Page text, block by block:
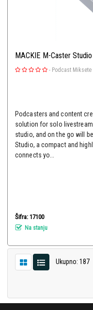
MACKIE M-Caster
- Podcast Miksete
Podcasters and content
solution for solo
studio, and on the go will
Studio, a compact and
connects yo...
Šifra: 17100
Na stanju
Ukupno: 187